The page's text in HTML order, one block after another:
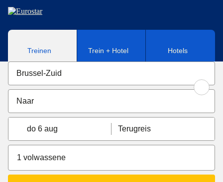
Naar hoofdinhoud
Treinen Trein + Hotel Hotels
do 6 aug Terugreis
1 volwassene